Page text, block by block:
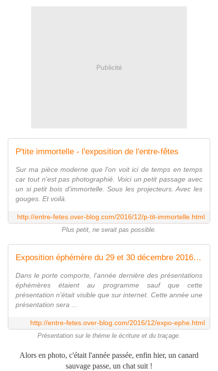
Publicité
P'tite immortelle - l'exposition de l'entre-fêtes
Sur ma pièce moderne que l'on voit ici de temps en temps
car tout n'est pas photographié. Voici un petit passage avec
un si petit bois d'immortelle. Sous les projecteurs. Avec les
gouges. Et voilà.
http://entre-fetes.over-blog.com/2016/12/p-tit-immortelle.html
Plus petit, ne serait pas possible.
Exposition éphémère du 29 et 30 décembre 2016 - l'exposition de l'entre-fêtes
Dans le porte comporte, l'année dernière des présentations
éphémères étaient au programme sauf que cette
présentation n'était visible que sur internet. Cette année une
présentation sera ...
http://entre-fetes.over-blog.com/2016/12/expo-ephe.html
Présentation sur le théme le écriture et du traçage.
Alors en photo, c'était l'année passée, enfin hier, un canard
sauvage passe, un chat suit !